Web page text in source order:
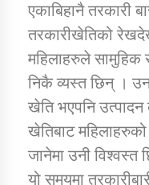
एकाबिहानै तरकारी
तरकारीखेतिको
महिलाहरुले सामुहिक
निकै व्यस्त छिन् ।
खेति भएपनि
खेतिबाट
जानेमा उनी विश्वस्त
यो समयमा